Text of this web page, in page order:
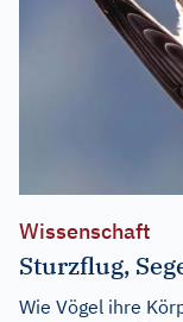
Wissenschaft
Sturzflug,
Wie Vögel ihre